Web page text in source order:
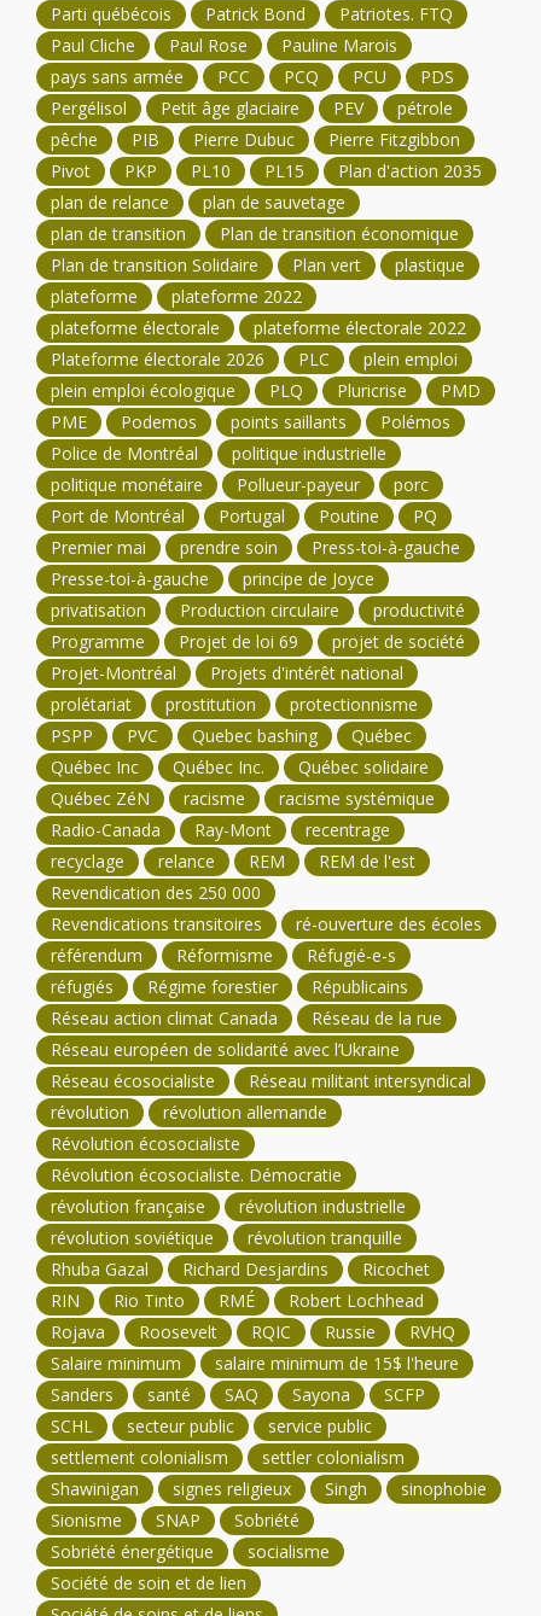
Parti québécois
Patrick Bond
Patriotes. FTQ
Paul Cliche
Paul Rose
Pauline Marois
pays sans armée
PCC PCQ PCU
PDS
Pergélisol
Petit âge glaciaire PEV
pétrole
pêche
PIB Pierre Dubuc
Pierre Fitzgibbon
Pivot
PKP PL10 PL15
Plan d'action 2035
plan de relance
plan de sauvetage
plan de transition
Plan de transition économique
Plan de transition Solidaire
Plan vert
plastique
plateforme
plateforme 2022
plateforme électorale
plateforme électorale 2022
Plateforme électorale 2026
PLC
plein emploi
plein emploi écologique
PLQ Pluricrise
PMD
PME
Podemos points saillants
Polémos
Police de Montréal
politique industrielle
politique monétaire
Pollueur-payeur
porc
Port de Montréal
Portugal Poutine
PQ
Premier mai
prendre soin
Press-toi-à-gauche
Presse-toi-à-gauche
principe de Joyce
privatisation
Production circulaire
productivité
Programme
Projet de loi 69
projet de société
Projet-Montréal
Projets d'intérêt national
prolétariat
prostitution
protectionnisme
PSPP
PVC Quebec bashing
Québec
Québec Inc
Québec Inc.
Québec solidaire
Québec ZéN
racisme
racisme systémique
Radio-Canada
Ray-Mont
recentrage
recyclage
relance REM
REM de l'est
Revendication des 250 000
Revendications transitoires
ré-ouverture des écoles
référendum
Réformisme
Réfugié-e-s
réfugiés
Régime forestier
Républicains
Réseau action climat Canada
Réseau de la rue
Réseau européen de solidarité avec l’Ukraine
Réseau écosocialiste
Réseau militant intersyndical
révolution
révolution allemande
Révolution écosocialiste
Révolution écosocialiste. Démocratie
révolution française
révolution industrielle
révolution soviétique
révolution tranquille
Rhuba Gazal
Richard Desjardins
Ricochet
RIN
Rio Tinto RMÉ
Robert Lochhead
Rojava
Roosevelt RQIC Russie
RVHQ
Salaire minimum
salaire minimum de 15$ l'heure
Sanders
santé SAQ Sayona
SCFP
SCHL
secteur public
service public
settlement colonialism
settler colonialism
Shawinigan
signes religieux Singh
sinophobie
Sionisme
SNAP
Sobriété
Sobriété énergétique
socialisme
Société de soin et de lien